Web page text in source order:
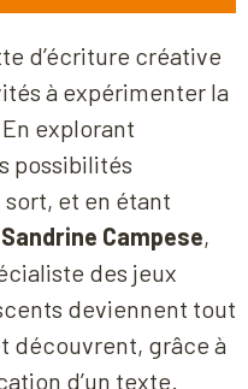
d’écriture créative
à expérimenter la
explorant
possibilités
et en étant
Sandrine Campese,
des jeux
deviennent tout
découvrent, grâce à
d’un texte.